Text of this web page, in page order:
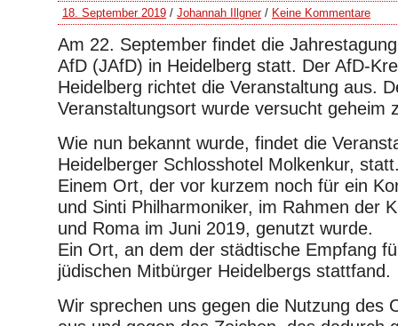
18. September 2019 / Johannah Illgner/ Keine Kommentare
Am 22. September findet die
AfD (JAfD) in Heidelberg statt. Der AfD-
Heidelberg richtet die Veranstaltung aus.
Veranstaltungsort wurde versucht geheim
Wie nun bekannt wurde, findet die
Heidelberger Schlosshotel Molkenkur,
Einem Ort, der vor kurzem noch für ein
und Sinti Philharmoniker, im Rahmen der
und Roma im Juni 2019, genutzt wurde.
Ein Ort, an dem der städtische Empfang
jüdischen Mitbürger Heidelbergs stattfand.
Wir sprechen uns gegen die Nutzung des